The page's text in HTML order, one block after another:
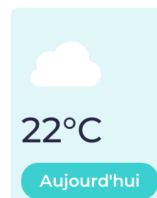
22°C
Aujourd'hui